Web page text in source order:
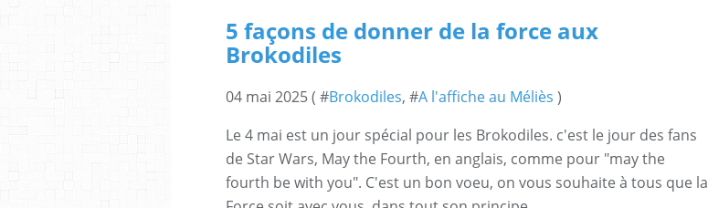
5 façons de donner de la force aux
Brokodiles
04 mai 2025 ( #Brokodiles, #A l'affiche au Méliès )
Le 4 mai est un jour spécial pour les Brokodiles. c'est le jour des fans
de Star Wars, May the Fourth, en anglais, comme pour "may the
fourth be with you". C'est un bon voeu, on vous souhaite à tous que la